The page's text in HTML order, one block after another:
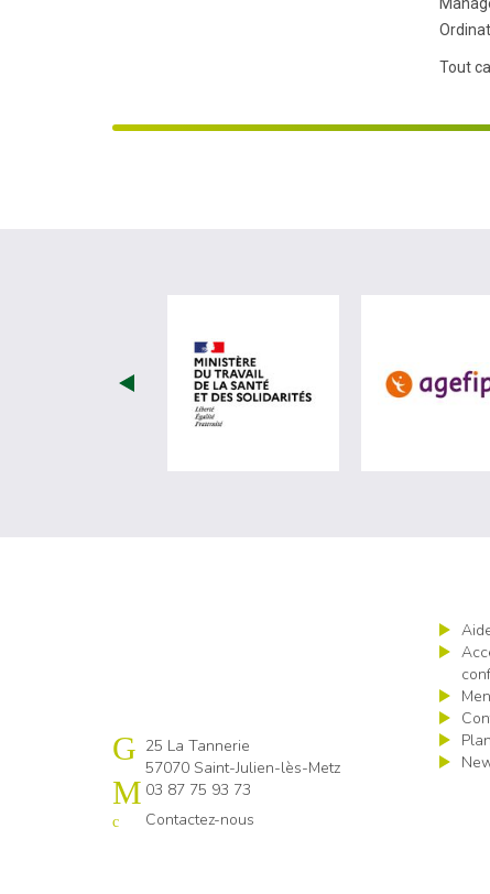
Tout
visiter les site de
Cap emploi 57
25 La Tannerie
57070 Saint-Julien-lès-Metz
03 87 75 93 73
Contactez-nous